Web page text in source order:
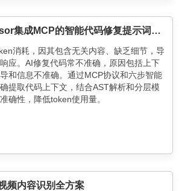
回收团队基于Cursor集成MCP的智能代码修复提示词生成实践
消耗，因其包含无关内容、缺乏细节，导
应。AI修复代码常不准确，原因包括上下
和信息不准确。通过MCP协议和六步智能
提取代码上下文，结合AST解析和分层模
确性，降低token使用量。
频内容识别全方案